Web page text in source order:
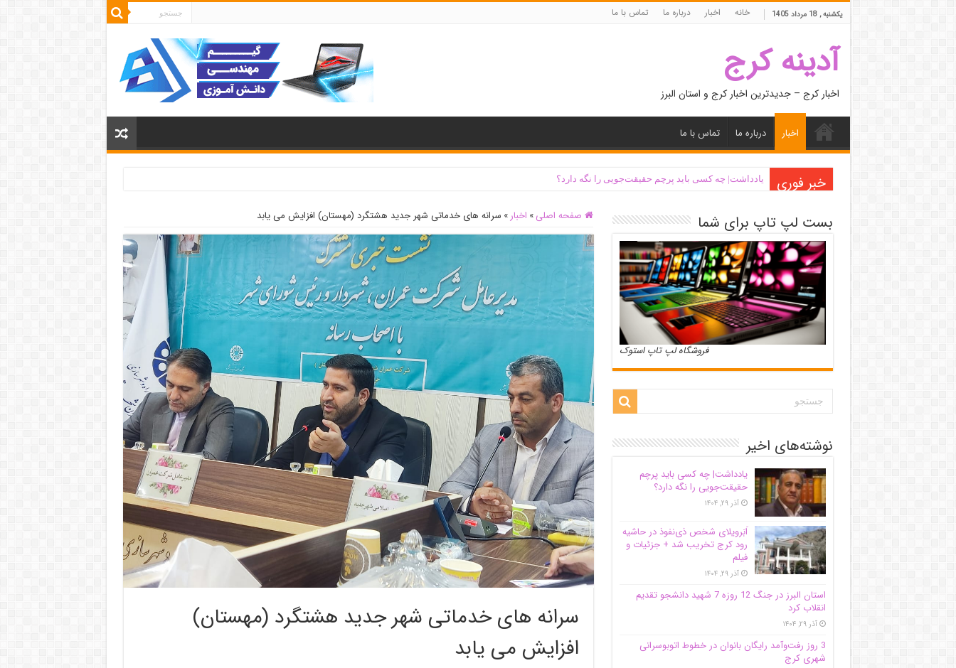
یکشنبه , 18 مرداد 1405 خانه اخبار درباره ما تماس با ما
آدینه کرج
اخبار کرج – جدیدترین اخبار کرج و استان البرز
اخبار درباره ما تماس با ما
خبر فوری یادداشت| ‌چه کسی باید پرچم حقیقت‌جویی را نگه دارد؟
صفحه اصلی » اخبار » سرانه های خدماتی شهر جدید هشتگرد (مهستان) افزایش می یابد
سرانه های خدماتی شهر جدید هشتگرد (مهستان)
افزایش می یابد
بست لپ تاپ برای شما
فروشگاه لپ تاپ استوک
نوشته‌های اخیر
یادداشت| ‌چه کسی باید پرچم
حقیقت‌جویی را نگه دارد؟
آذر ۲۹, ۱۴۰۴
اَبَر‌ویلای شخص ذی‌نفوذ در حاشیه‌
رود کرج تخریب شد + جزئیات و
فیلم
آذر ۲۹, ۱۴۰۴
استان البرز در جنگ 12 روزه 7 شهید دانشجو تقدیم
انقلاب کرد
آذر ۲۹, ۱۴۰۴
3 روز رفت‌وآمد رایگان بانوان در خطوط اتوبوسرانی
شهری کرج